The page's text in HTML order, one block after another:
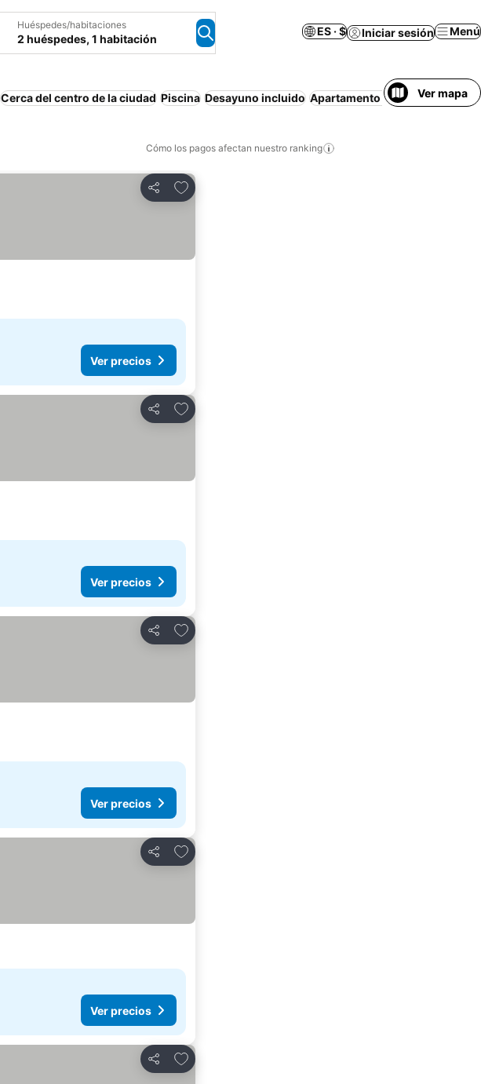
Huéspedes/habitaciones
2 huéspedes, 1 habitación
ES · $ Iniciar sesión Menú
Cerca del centro de la ciudad Piscina Desayuno incluido Apartamento amuebladoVer mapa
Cómo los pagos afectan nuestro ranking
Compartir
Agregar a favoritos
Ver precios
Compartir
Agregar a favoritos
Ver precios
Compartir
Agregar a favoritos
Ver precios
Compartir
Agregar a favoritos
Ver precios
Compartir
Agregar a favoritos